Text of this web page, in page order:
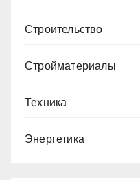
Строительство
Стройматериалы
Техника
Энергетика